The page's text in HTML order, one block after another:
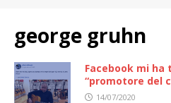
george gruhn
Facebook mi
“promotore del
14/07/2020